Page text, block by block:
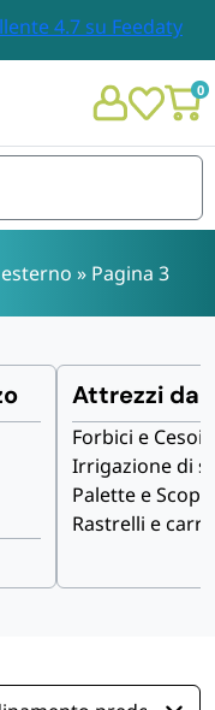
0
» Pagina 3
Attrezzi da
Forbici e Cesoie
Irrigazione di
Palette e
Rastrelli e